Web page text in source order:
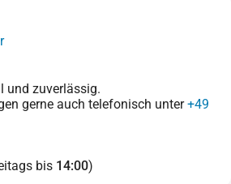
und zuverlässig.
gerne auch telefonisch unter+49
bis 14:00)